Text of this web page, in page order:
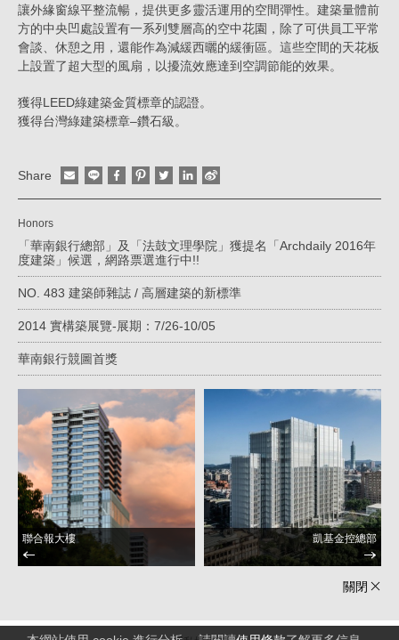
讓外緣窗線平整流暢，提供更多靈活運用的空間彈性。建築量體前
方的中央凹處設置有一系列雙層高的空中花園，除了可供員工平常
會談、休憩之用，還能作為減緩西曬的緩衝區。這些空間的天花板
上設置了超大型的風扇，以擾流效應達到空調節能的效果。
獲得LEED綠建築金質標章的認證。
獲得台灣綠建築標章–鑽石級。
Share
Honors
「華南銀行總部」及「法鼓文理學院」獲提名「Archdaily 2016年
度建築」候選，網路票選進行中!!
NO. 483 建築師雜誌 / 高層建築的新標準
2014 實構築展覽-展期：7/26-10/05
華南銀行競圖首獎
聯合報大樓 凱基金控總部
關閉